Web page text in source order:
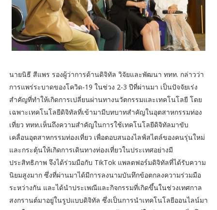
นายนิธี สีแพร รองผู้ว่าการด้านดิจิทัล วิจัยและพัฒนา ททท. กล่าวว่า
การแพร่ระบาดของโควิด-19 ในช่วง 2-3 ปีที่ผ่านมา เป็นปัจจัยเร่ง
สำคัญที่ทำให้เกิดการเปลี่ยนผ่านทางนวัตกรรมและเทคโนโลยี โดย
เฉพาะเทคโนโลยีดิจิทัลที่เข้ามามีบทบาทสำคัญในอุตสาหกรรมท่อง
เที่ยว ททท.เห็นถึงความสำคัญในการใช้เทคโนโลยีดิจิทัลมาขับ
เคลื่อนอุตสาหกรรมท่องเที่ยว เพื่อตอบสนองไลฟ์สไตล์ของคนรุ่นใหม่
และกระตุ้นให้เกิดการเดินทางท่องเที่ยวในประเทศอย่างมี
ประสิทธิภาพ จึงได้ร่วมมือกับ TikTok แพลตฟอร์มดิจิทัลที่ได้รับความ
นิยมสูงมาก ซึ่งที่ผ่านมาได้มีการลงนามบันทึกข้อตกลงความร่วมมือ
ระหว่างกัน และได้นำประเพณีและกิจกรรมที่เกิดขึ้นในช่วงเทศกาล
สงกรานต์มาอยู่ในรูปแบบดิจิทัล ซึ่งเป็นการนำเทคโนโลยีออนไลน์มา